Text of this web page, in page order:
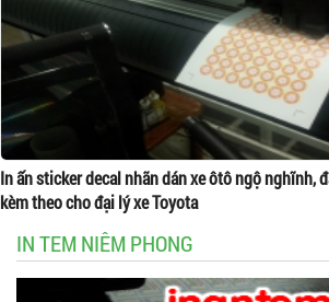
In ấn sticker decal nhãn dán xe ôtô ngộ nghĩnh,
kèm theo cho đại lý xe Toyota
IN TEM NIÊM PHONG